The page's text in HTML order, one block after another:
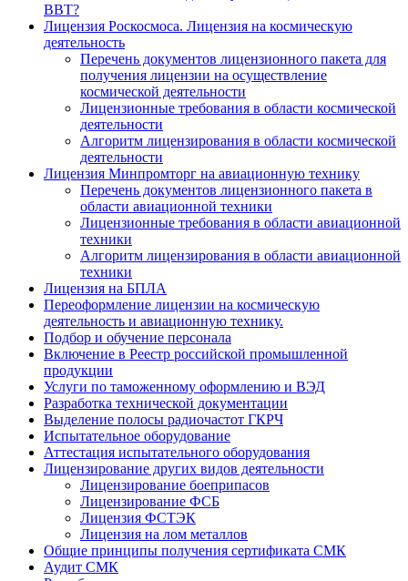
ВВТ?
Лицензия Роскосмоса. Лицензия на космическую
деятельность
Перечень документов лицензионного пакета для
получения лицензии на осуществление
космической деятельности
Лицензионные требования в области космической
деятельности
Алгоритм лицензирования в области космической
деятельности
Лицензия Минпромторг на авиационную технику
Перечень документов лицензионного пакета в
области авиационной техники
Лицензионные требования в области авиационной
техники
Алгоритм лицензирования в области авиационной
техники
Лицензия на БПЛА
Переоформление лицензии на космическую
деятельность и авиационную технику.
Подбор и обучение персонала
Включение в Реестр российской промышленной
продукции
Услуги по таможенному оформлению и ВЭД
Разработка технической документации
Выделение полосы радиочастот ГКРЧ
Испытательное оборудование
Аттестация испытательного оборудования
Лицензирование других видов деятельности
Лицензирование боеприпасов
Лицензирование ФСБ
Лицензия ФСТЭК
Лицензия на лом металлов
Общие принципы получения сертификата СМК
Аудит СМК